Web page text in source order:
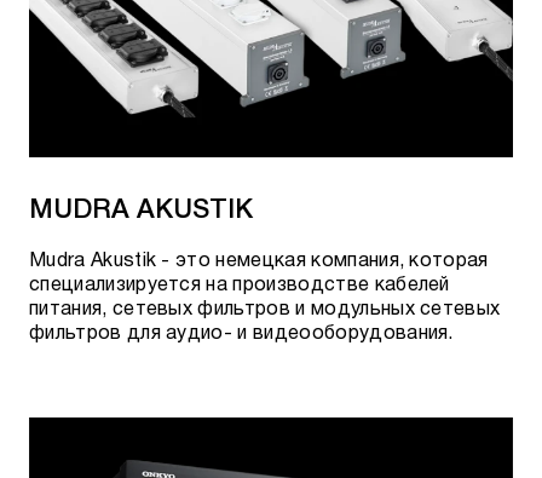
MUDRA AKUSTIK
Mudra Akustik - это немецкая компания, которая
специализируется на производстве кабелей
питания, сетевых фильтров и модульных сетевых
фильтров для аудио- и видеооборудования.